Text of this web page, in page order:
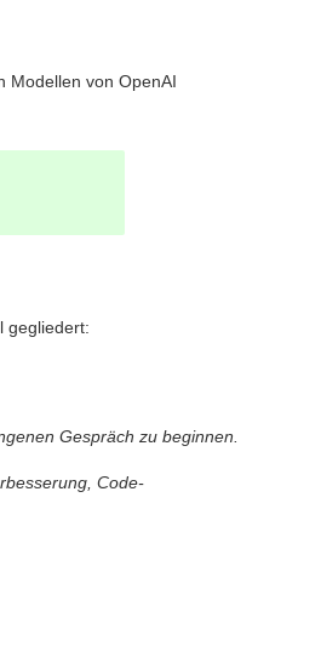
Modellen von OpenAI
gegliedert:
Gespräch zu beginnen.
Code-